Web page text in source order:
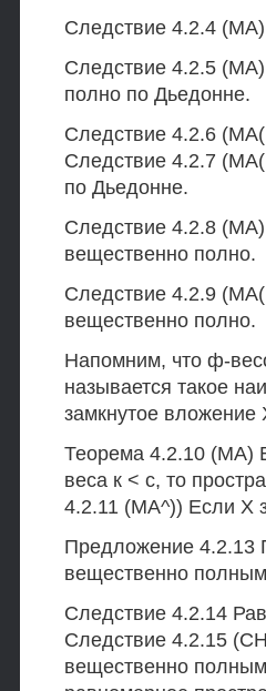
Следствие 4.2.4
Следствие 4.2.5 (МА)
полно по Дьедонне.
Следствие 4.2.6
Следствие 4.2.7
по Дьедонне.
Следствие 4.2.8 (МА)
вещественно полно.
Следствие 4.2.9
вещественно полно.
Напомним, что ф-
называется такое
замкнутое вложение
Теорема 4.2.10 (МА)
веса к < с, то
4.2.11 (МА^)) Если X
Предложение 4.2.13
вещественно
Следствие 4.2.14
Следствие 4.2.15
вещественно